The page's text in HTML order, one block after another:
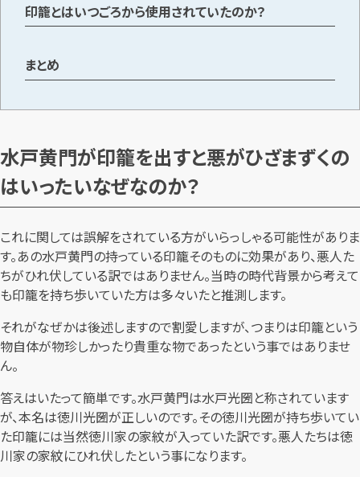
メールで無料相談する
印籠とはいつごろから使用されていたのか？
まとめ
水戸黄門が印籠を出すと悪がひざまずくの
はいったいなぜなのか？
これに関しては誤解をされている方がいらっしゃる可能性がありま
す。あの水戸黄門の持っている印籠そのものに効果があり、悪人た
ちがひれ伏している訳ではありません。当時の時代背景から考えて
も印籠を持ち歩いていた方は多々いたと推測します。
それがなぜかは後述しますので割愛しますが、つまりは印籠という
物自体が物珍しかったり貴重な物であったという事ではありませ
ん。
答えはいたって簡単です。水戸黄門は水戸光圀と称されています
が、本名は徳川光圀が正しいのです。その徳川光圀が持ち歩いてい
た印籠には当然徳川家の家紋が入っていた訳です。悪人たちは徳
川家の家紋にひれ伏したという事になります。